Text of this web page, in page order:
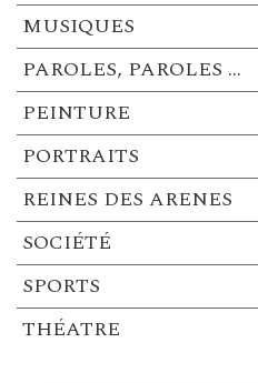
MUSIQUES
PAROLES, PAROLES …
PEINTURE
PORTRAITS
REINES DES ARENES
SOCIÉTÉ
SPORTS
THÉATRE